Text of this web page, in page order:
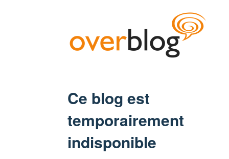
Ce blog est
temporairement
indisponible